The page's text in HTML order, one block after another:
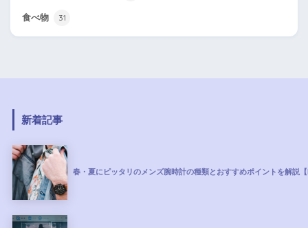
食べ物 31
新着記事
春・夏にピッタリのメンズ腕時計の種類とおすすめポイントを解説